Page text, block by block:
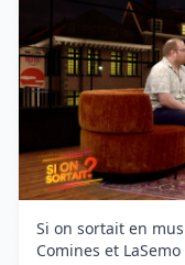
Si on sortait en
Comines et